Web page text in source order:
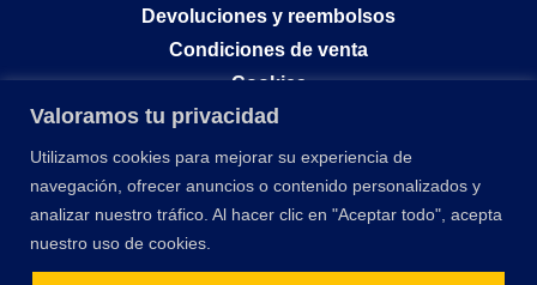
Valoramos tu privacidad
Utilizamos cookies para mejorar su experiencia de
navegación, ofrecer anuncios o contenido personalizados y
analizar nuestro tráfico. Al hacer clic en "Aceptar todo", acepta
nuestro uso de cookies.
Devoluciones y reembolsos
Condiciones de venta
Cookies
Política de privacidad